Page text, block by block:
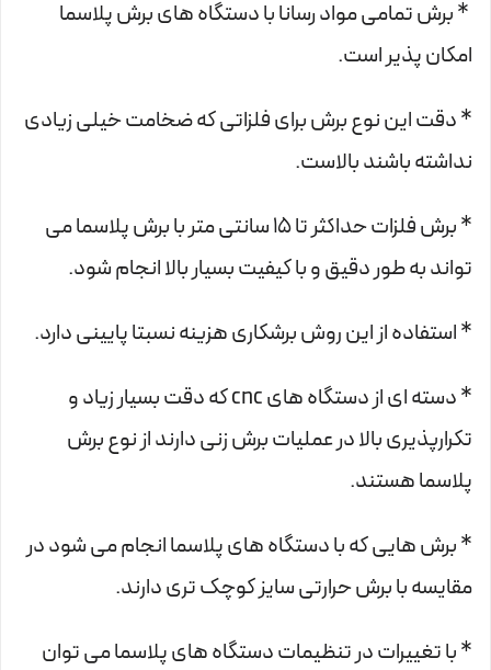
* برش تمامی مواد رسانا با دستگاه های برش پلاسما
امکان پذیر است.
* دقت این نوع برش برای فلزاتی که ضخامت خیلی زیادی
نداشته باشند بالاست.
* برش فلزات حداکثر تا 15 سانتی متر با برش پلاسما می
تواند به طور دقیق و با کیفیت بسیار بالا انجام شود.
* استفاده از این روش برشکاری هزینه نسبتا پایینی دارد.
* دسته ای از دستگاه های cnc که دقت بسیار زیاد و
تکرارپذیری بالا در عملیات برش زنی دارند از نوع برش
پلاسما هستند.
* برش هایی که با دستگاه های پلاسما انجام می شود در
مقایسه با برش حرارتی سایز کوچک تری دارند.
* با تغییرات در تنظیمات دستگاه های پلاسما می توان